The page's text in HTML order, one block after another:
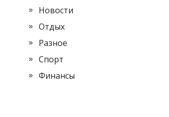
Новости
Отдых
Разное
Спорт
Финансы